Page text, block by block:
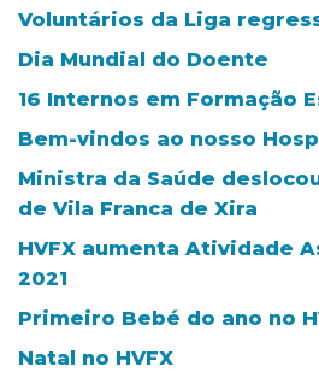
Voluntários da Liga
Dia Mundial do Doente
16 Internos em Formação
Bem-vindos ao nosso
Ministra da Saúde
de Vila Franca de Xira
HVFX aumenta Atividade
2021
Primeiro Bebé do ano no
Natal no HVFX